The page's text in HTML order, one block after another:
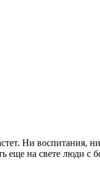
Ни воспитания,
еще на свете люди